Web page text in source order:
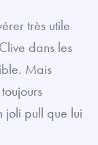
très utile
dans les
Mais
joli pull que lui